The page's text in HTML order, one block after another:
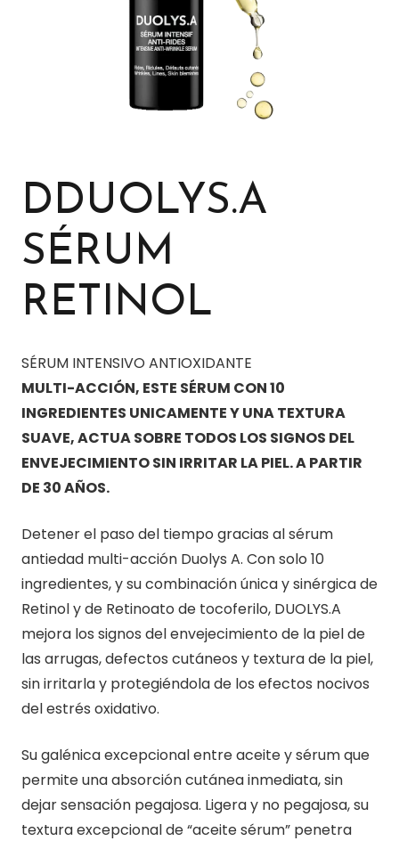
DDUOLYS.A
SÉRUM
RETINOL
SÉRUM INTENSIVO ANTIOXIDANTE
MULTI-ACCIÓN, ESTE SÉRUM CON 10
INGREDIENTES UNICAMENTE Y UNA TEXTURA
SUAVE, ACTUA SOBRE TODOS LOS SIGNOS DEL
ENVEJECIMIENTO SIN IRRITAR LA PIEL. A PARTIR
DE 30 AÑOS.
Detener el paso del tiempo gracias al sérum
antiedad multi-acción Duolys A. Con solo 10
ingredientes, y su combinación única y sinérgica de
Retinol y de Retinoato de tocoferilo, DUOLYS.A
mejora los signos del envejecimiento de la piel de
las arrugas, defectos cutáneos y textura de la piel,
sin irritarla y protegiéndola de los efectos nocivos
del estrés oxidativo.
Su galénica excepcional entre aceite y sérum que
permite una absorción cutánea inmediata, sin
dejar sensación pegajosa. Ligera y no pegajosa, su
textura excepcional de “aceite sérum” penetra